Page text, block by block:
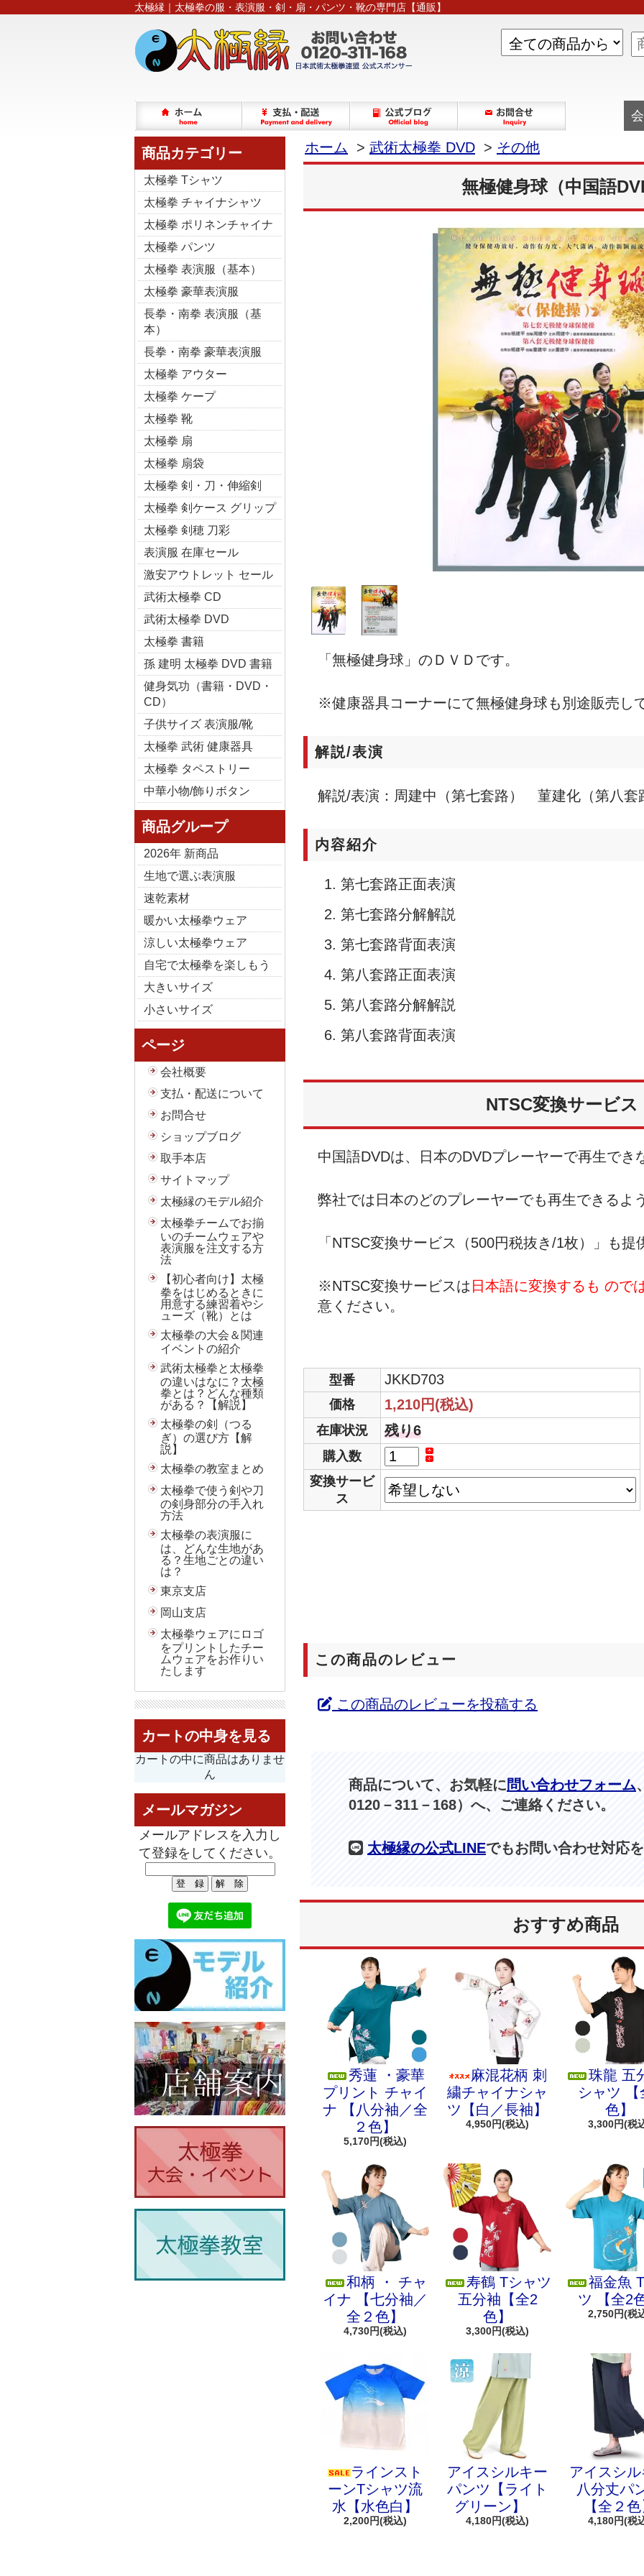
太極縁｜太極拳の服・表演服・剣・扇・パンツ・靴の専門店【通販】
商品カテゴリー
太極拳 Tシャツ
太極拳 チャイナシャツ
太極拳 ポリネンチャイナ
太極拳 パンツ
太極拳 表演服（基本）
太極拳 豪華表演服
長拳・南拳 表演服（基
本）
長拳・南拳 豪華表演服
太極拳 アウター
太極拳 ケープ
太極拳 靴
太極拳 扇
太極拳 扇袋
太極拳 剣・刀・伸縮剣
太極拳 剣ケース グリップ
太極拳 剣穂 刀彩
表演服 在庫セール
激安アウトレット セール
武術太極拳 CD
武術太極拳 DVD
太極拳 書籍
孫 建明 太極拳 DVD 書籍
健身気功（書籍・DVD・
CD）
子供サイズ 表演服/靴
太極拳 武術 健康器具
太極拳 タペストリー
中華小物/飾りボタン
商品グループ
2026年 新商品
生地で選ぶ表演服
速乾素材
暖かい太極拳ウェア
涼しい太極拳ウェア
自宅で太極拳を楽しもう
大きいサイズ
小さいサイズ
ページ
会社概要
支払・配送について
お問合せ
ショップブログ
取手本店
サイトマップ
太極縁のモデル紹介
太極拳チームでお揃
いのチームウェアや
表演服を注文する方
法
【初心者向け】太極
拳をはじめるときに
用意する練習着やシ
ューズ（靴）とは
太極拳の大会＆関連
イベントの紹介
武術太極拳と太極拳
の違いはなに？太極
拳とは？どんな種類
がある？【解説】
太極拳の剣（つる
ぎ）の選び方【解
説】
太極拳の教室まとめ
太極拳で使う剣や刀
の剣身部分の手入れ
方法
太極拳の表演服に
は、どんな生地があ
る？生地ごとの違い
は？
東京支店
岡山支店
太極拳ウェアにロゴ
をプリントしたチー
ムウェアをお作りい
たします
カートの中身を見る
カートの中に商品はありませ
ん
メールマガジン
メールアドレスを入力し
て登録をしてください。
ホーム > 武術太極拳 DVD > その他
無極健身球（中国語
「無極健身球」のＤＶＤです。
※健康器具コーナーにて無極健身球も別途販売し
解説/表演
解説/表演：周建中（第七套路） 菫建化（第八套
内容紹介
第七套路正面表演
第七套路分解解説
第七套路背面表演
第八套路正面表演
第八套路分解解説
第八套路背面表演
NTSC変換サービス
中国語DVDは、日本のDVDプレーヤーで再生でき
弊社では日本のどのプレーヤーでも再生できるよ
「NTSC変換サービス（500円税抜き/1枚）」も提
※NTSC変換サービスは 日本語に変換するも ので
意ください。
型番 JKKD703
価格 1,210円(税込)
在庫状況 残り6
購入数
変換サービ
ス
この商品のレビュー
この商品のレビューを投稿する
商品について、お気軽に問い合わせフォーム
0120－311－168）へ、ご連絡ください。
太極縁の公式LINEでもお問い合わせ対応
おすすめ商品
秀蓮 ・豪華
プリント チャイ
ナ 【八分袖／全
２色】
5,170円(税込)
麻混花柄 刺
繍チャイナシャ
ツ【白／長袖】
4,950円(税込)
珠龍 五
シャツ 【
色】
3,300円(税
和柄 ・ チャ
イナ 【七分袖／
全２色】
4,730円(税込)
寿鶴 Tシャツ
五分袖【全2
色】
3,300円(税込)
福金魚
ツ 【全2色
2,750円(税
ラインスト
ーンTシャツ流
水【水色白】
2,200円(税込)
アイスシルキー
パンツ【ライト
グリーン】
4,180円(税込)
アイスシ
八分丈パ
【全２色
4,180円(税